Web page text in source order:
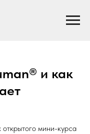
и как
мини-курса